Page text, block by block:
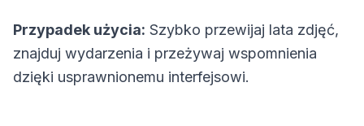
Przypadek użycia: Szybko przewijaj lata zdjęć,
znajduj wydarzenia i przeżywaj wspomnienia
dzięki usprawnionemu interfejsowi.